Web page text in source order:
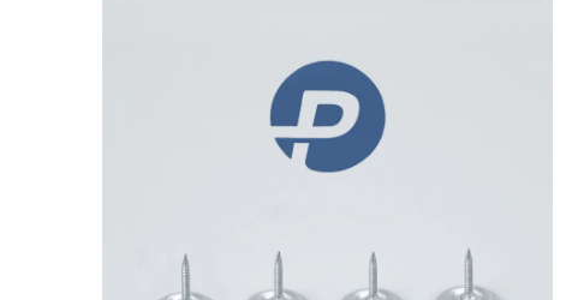
фабрика